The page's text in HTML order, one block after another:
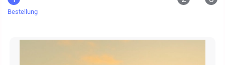
Bestellung